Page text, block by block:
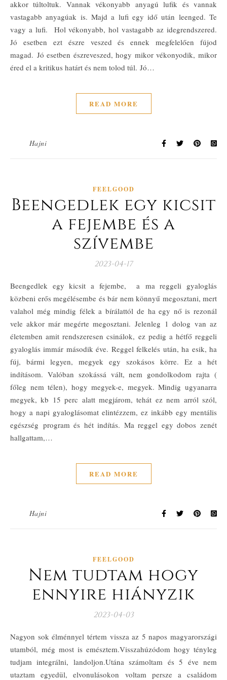
akkor túltoltuk. Vannak vékonyabb anyagú lufik és vannak
vastagabb anyagúak is. Majd a lufi egy idő után leenged. Te
vagy a lufi. Hol vékonyabb, hol vastagabb az idegrendszered.
Jó esetben ezt észre veszed és ennek megfelelően fújod
magad. Jó esetben észreveszed, hogy mikor vékonyodik, mikor
éred el a kritikus határt és nem tolod túl. Jó…
READ MORE
Hajni
FEELGOOD
Beengedlek egy kicsit
a fejembe és a
szívembe
2023-04-17
Beengedlek egy kicsit a fejembe, a ma reggeli gyaloglás
közbeni erős megélésembe és bár nem könnyű megosztani, mert
valahol még mindig félek a bírálattól de ha egy nő is rezonál
vele akkor már megérte megosztani. Jelenleg 1 dolog van az
életemben amit rendszeresen csinálok, ez pedig a hétfő reggeli
gyaloglás immár második éve. Reggel felkelés után, ha esik, ha
fúj, bármi legyen, megyek egy szokásos körre. Ez a hét
indításom. Valóban szokássá vált, nem gondolkodom rajta (
főleg nem télen), hogy megyek-e, megyek. Mindig ugyanarra
megyek, kb 15 perc alatt megjárom, tehát ez nem arról szól,
hogy a napi gyaloglásomat elintézzem, ez inkább egy mentális
egészség program és hét indítás. Ma reggel egy dobos zenét
hallgattam,…
READ MORE
Hajni
FEELGOOD
Nem tudtam hogy
ennyire hiányzik
2023-04-03
Nagyon sok élménnyel tértem vissza az 5 napos magyarországi
utamból, még most is emésztem.Visszahúzódom hogy tényleg
tudjam integrálni, landoljon.Utána számoltam és 5 éve nem
utaztam egyedül, elvonulásokon voltam persze a családom